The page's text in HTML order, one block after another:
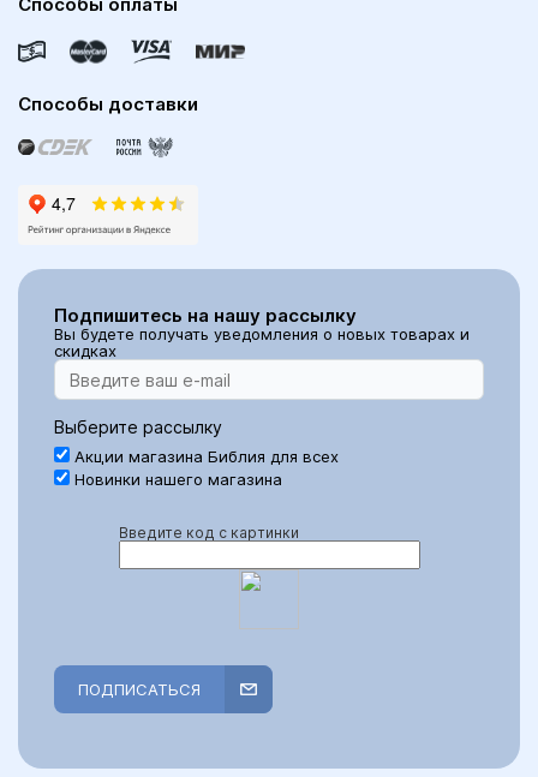
Способы доставки
Подпишитесь на нашу рассылку
Вы будете получать уведомления о новых товарах и
скидках
Выберите рассылку
Акции магазина Библия для всех
Новинки нашего магазина
Введите код с картинки
ПОДПИСАТЬСЯ